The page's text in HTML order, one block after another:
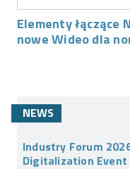
Elementy łączące
nowe Wideo dla
NEWS
Industry Forum
Digitalization Event